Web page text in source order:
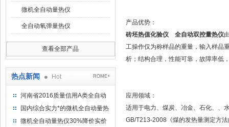
微机全自动量热仪
全自动氧弹量热仪
查看全部产品
热点新闻 Hot ROME+
河南省2016质量信用A类全自动
量热仪
国内综合实力*的微机全自动量热
仪制造企业
微机全自动量热仪30%降价实价
产品优势：
砖坯热值化验仪 全自动双控量热仪
工操作仅为称样品的重量，输入样品
析；结构合理，性能可靠，故障率低
应用领域：
适用于电力、煤炭、冶金、石化、、
GB/T213-2008《煤的发热量测定方